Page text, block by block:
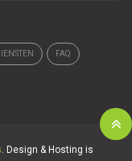
FAQ
. Design & Hosting is